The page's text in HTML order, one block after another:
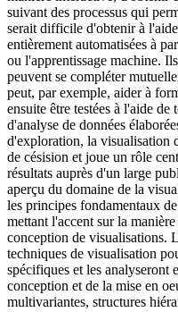
suivant des processus qui
serait difficile d'obtenir à
entièrement automatisées à
ou l'apprentissage machine.
peuvent se compléter
peut, par exemple, aider à
ensuite être testées à l'aide de
d'analyse de données
d'exploration, la visualisation
de césision et joue un rôle
résultats auprès d'un large
aperçu du domaine de la
les principes fondamentaux
mettant l'accent sur la
conception de visualisations.
techniques de visualisation
spécifiques et les analyseront
conception et de la mise en
multivariantes, structures